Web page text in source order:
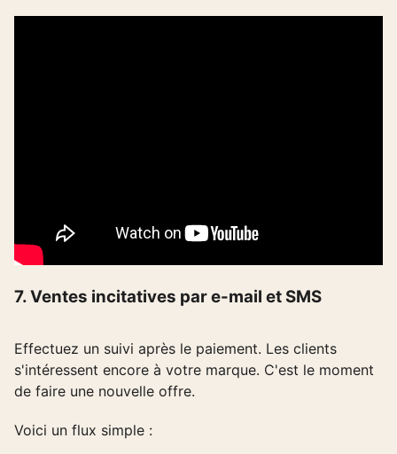
7. Ventes incitatives par e-mail et SMS
Effectuez un suivi après le paiement. Les clients
s'intéressent encore à votre marque. C'est le moment
de faire une nouvelle offre.
Voici un flux simple :